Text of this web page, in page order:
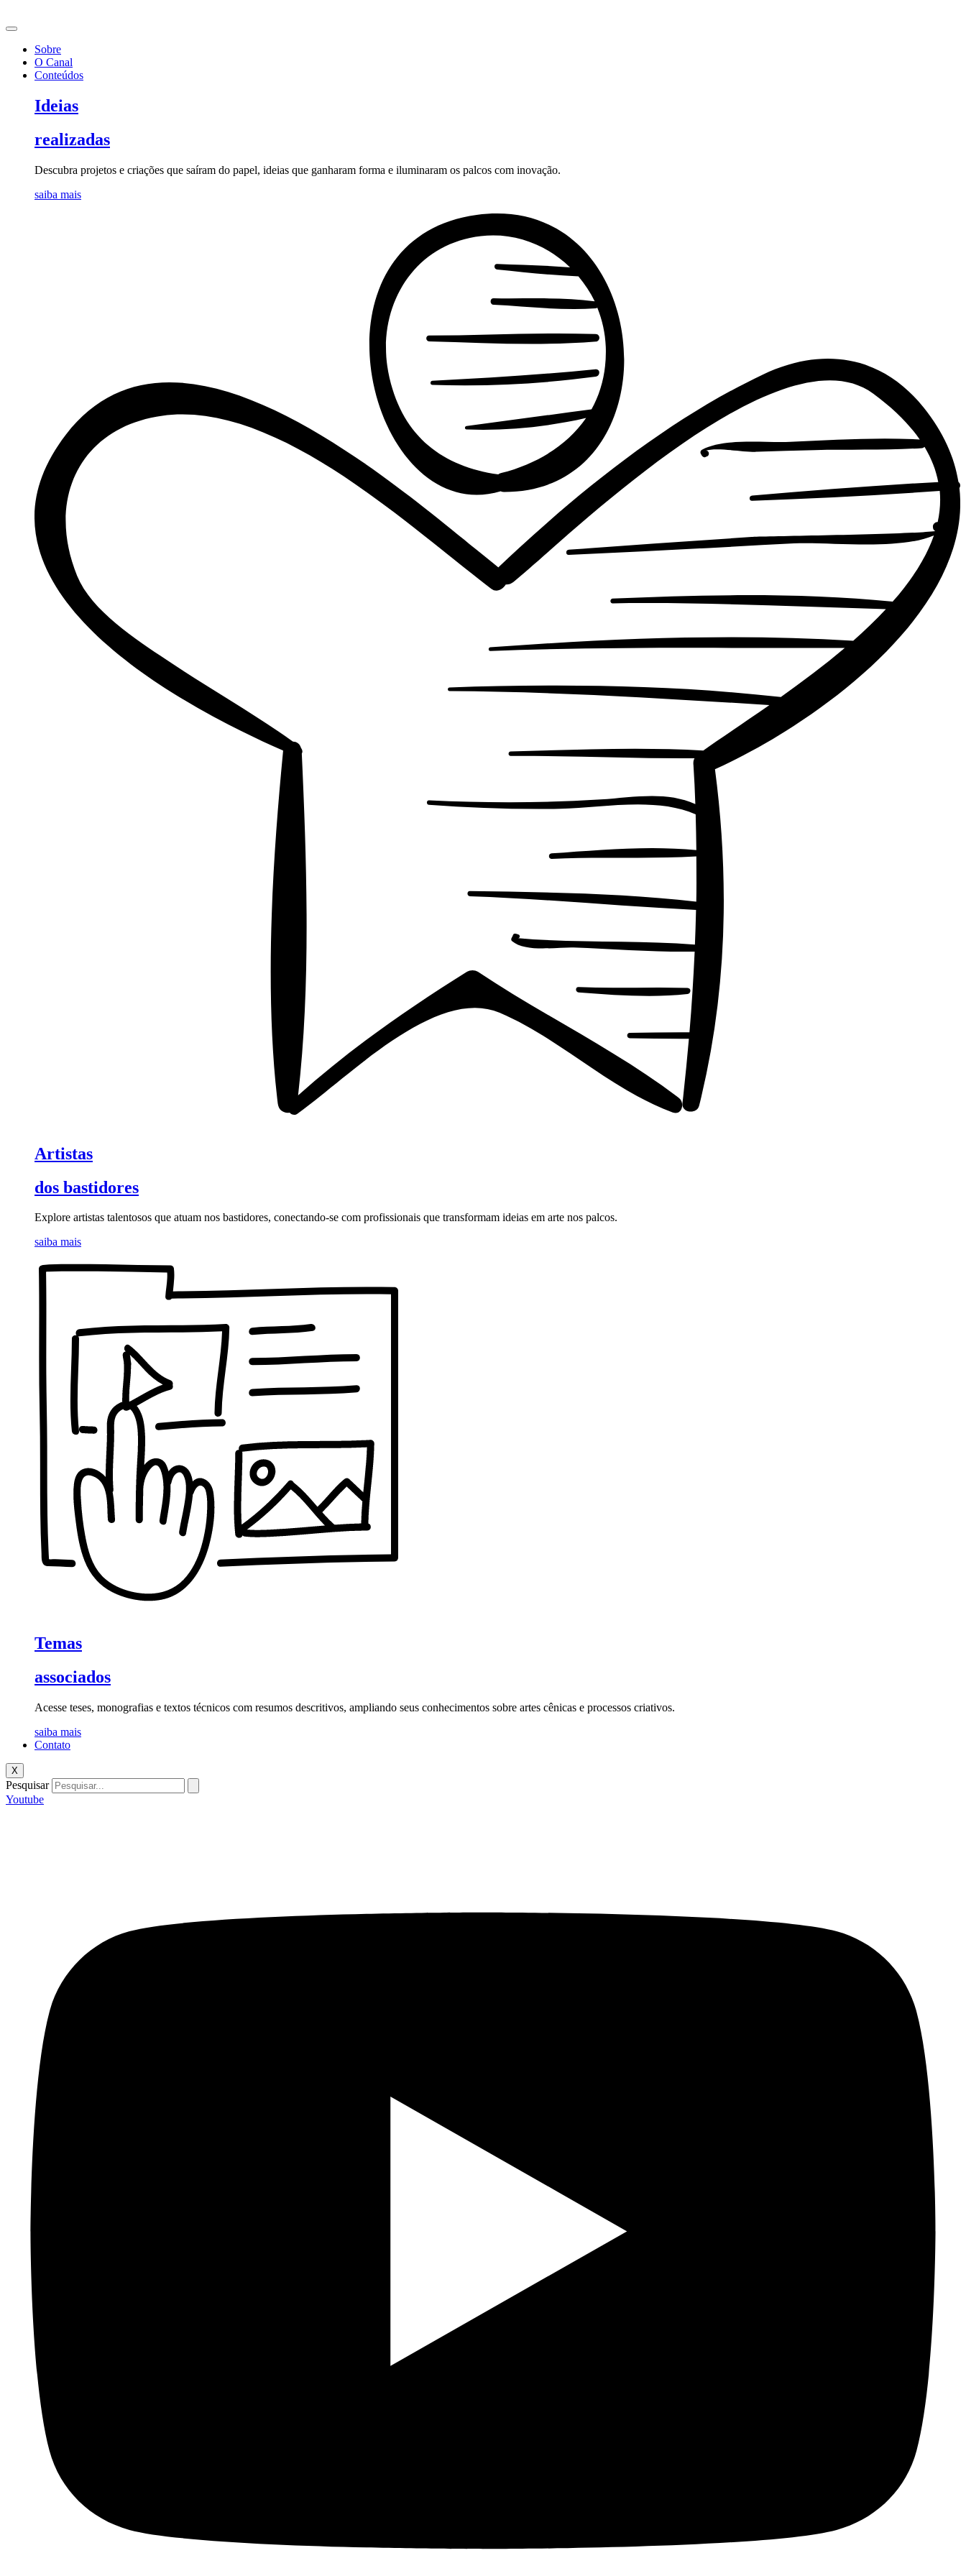
para
conteúdoSobre
O Canal
Conteúdos
Ideias
realizadas
Descubra projetos e criações que saíram do papel, ideias que ganharam forma e iluminaram os palcos com inovação.
saiba mais
Artistas
dos bastidores
Explore artistas talentosos que atuam nos bastidores, conectando-se com profissionais que transformam ideias em arte nos palcos.
saiba mais
Temas
associados
Acesse teses, monografias e textos técnicos com resumos descritivos, ampliando seus conhecimentos sobre artes cênicas e processos criativos.
saiba mais
Contato
X
Pesquisar
Youtube